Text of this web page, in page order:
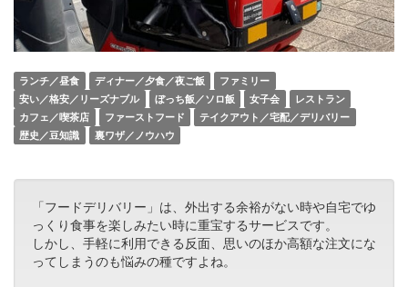
ランチ／昼食 ディナー／夕食／夜ご飯
ファミリー
安い／格安／リーズナブル
ぼっち飯／ソロ飯 女子会
レストラン
カフェ／喫茶店
ファーストフード
テイクアウト／宅配／デリバリー
歴史／豆知識
裏ワザ／ノウハウ
「フードデリバリー」は、外出する余裕がない時や自宅でゆ
っくり食事を楽しみたい時に重宝するサービスです。
しかし、手軽に利用できる反面、思いのほか高額な注文にな
ってしまうのも悩みの種ですよね。